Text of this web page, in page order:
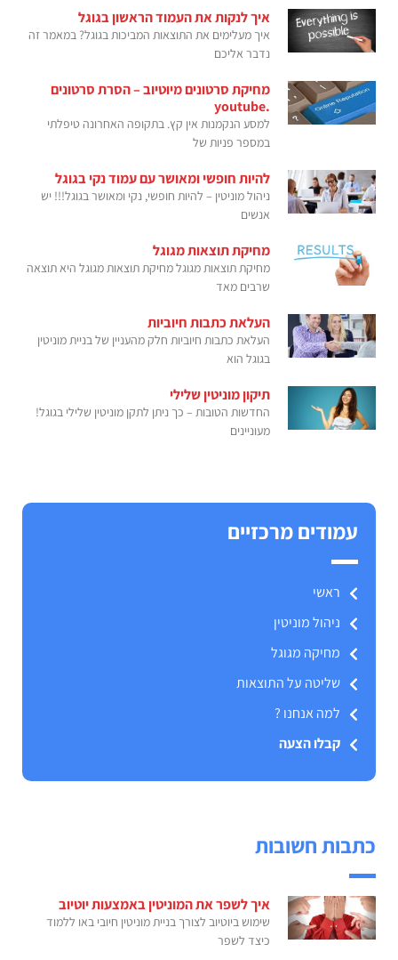
איך לנקות את העמוד הראשון בגוגל
איך מעלימים את התוצאות המביכות בגוגל? במאמר זה
נדבר אליכם
מחיקת סרטונים מיוטיוב – הסרת סרטונים
.youtube
למסע הנקמנות אין קץ. בתקופה האחרונה טיפלתי
במספר פניות של
להיות חופשי ומאושר עם עמוד נקי בגוגל
ניהול מוניטין – להיות חופשי, נקי ומאושר בגוגל!!! יש
אנשים
מחיקת תוצאות מגוגל
מחיקת תוצאות מגוגל מחיקת תוצאות מגוגל היא תוצאה
שרבים מאד
העלאת כתבות חיוביות
העלאת כתבות חיוביות חלק מהעניין של בניית מוניטין
בגוגל הוא
תיקון מוניטין שלילי
החדשות הטובות – כך ניתן לתקן מוניטין שלילי בגוגל!
מעוניינים
עמודים מרכזיים
ראשי
ניהול מוניטין
מחיקה מגוגל
שליטה על התוצאות
למה אנחנו ?
קבלו הצעה
כתבות חשובות
איך לשפר את המוניטין באמצעות יוטיוב
שימוש ביוטיוב לצורך בניית מוניטין חיובי באו ללמוד
כיצד לשפר